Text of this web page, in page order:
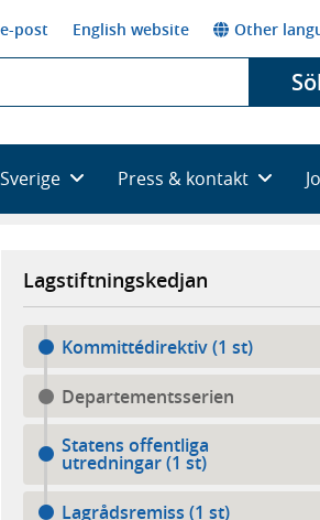
post English website Other
Press & kontakt
Lagstiftningskedjan
Kommittédirektiv (1 st)
Departementsserien
Statens offentliga
utredningar (1 st)
Lagrådsremiss (1 st)